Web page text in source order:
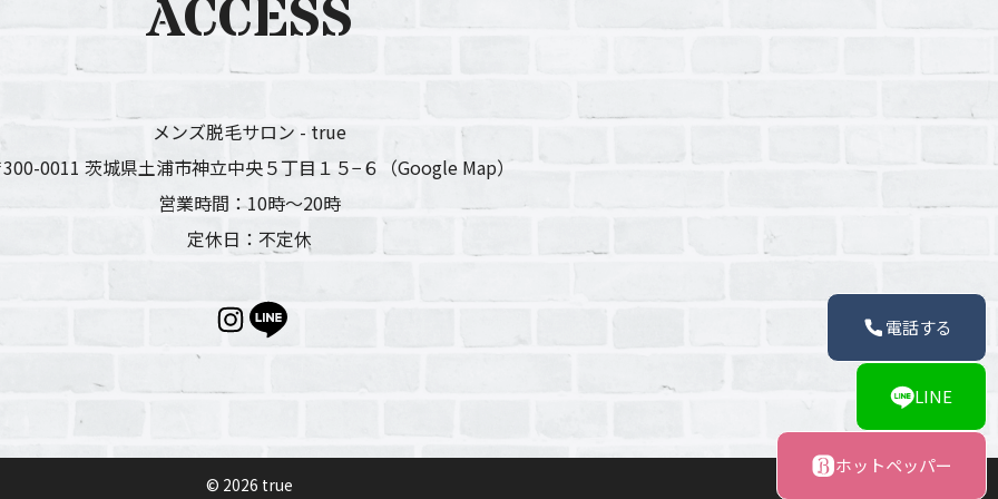
電話する
LINE
ホットペッパー
ACCESS
メンズ脱毛サロン - true
0011 茨城県土浦市神立中央５丁目１５−６ （Google Map）
営業時間：10時〜20時
定休日：不定休
©︎ 2026 true